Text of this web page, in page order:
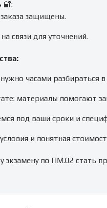
🔐:
защищены.
на связи для уточнений.
часами разбираться
материалы помогают
под ваши сроки и
и понятная
экзамену по ПМ.02 стать